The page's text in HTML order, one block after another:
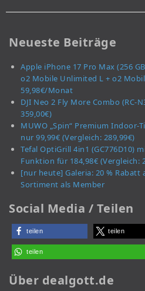
Neueste Beiträge
Apple iPhone 17 Pro Max (256
o2 Mobile Unlimited L + o2
59,98€/Monat
DJI Neo 2 Fly More Combo (RC-
359,00€)
MUWO „Spin“ Premium
nur 99,99€ (Vergleich: 289,99€)
Tefal OptiGrill 4in1 (GC776D10)
Funktion für 184,98€ (Vergleich:
[nur heute] Galeria: 20 % Rabatt
Sortiment als Member
Social Media / Teilen
teilen teilen
teilen
Über dealgott.de